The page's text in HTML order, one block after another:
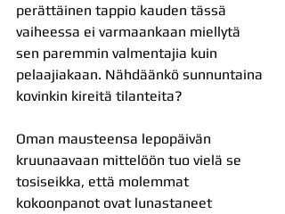
perättäinen tappio kauden tässä
vaiheessa ei varmaankaan miellytä
sen paremmin valmentajia kuin
pelaajiakaan. Nähdäänkö sunnuntaina
kovinkin kireitä tilanteita?
Oman mausteensa lepopäivän
kruunaavaan mittelöön tuo vielä se
tosiseikka, että molemmat
kokoonpanot ovat lunastaneet